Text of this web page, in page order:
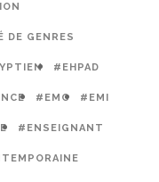
DE GENRES
#EHPAD
#EMC #EMI
#ENSEIGNANT